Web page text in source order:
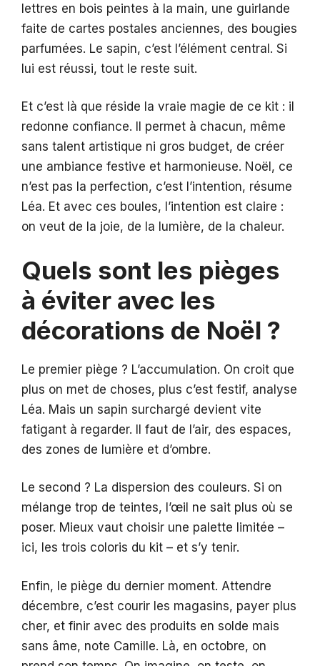
lettres en bois peintes à la main, une guirlande
faite de cartes postales anciennes, des bougies
parfumées. Le sapin, c’est l’élément central. Si
lui est réussi, tout le reste suit.
Et c’est là que réside la vraie magie de ce kit : il
redonne confiance. Il permet à chacun, même
sans talent artistique ni gros budget, de créer
une ambiance festive et harmonieuse. Noël, ce
n’est pas la perfection, c’est l’intention, résume
Léa. Et avec ces boules, l’intention est claire :
on veut de la joie, de la lumière, de la chaleur.
Quels sont les pièges
à éviter avec les
décorations de Noël ?
Le premier piège ? L’accumulation. On croit que
plus on met de choses, plus c’est festif, analyse
Léa. Mais un sapin surchargé devient vite
fatigant à regarder. Il faut de l’air, des espaces,
des zones de lumière et d’ombre.
Le second ? La dispersion des couleurs. Si on
mélange trop de teintes, l’œil ne sait plus où se
poser. Mieux vaut choisir une palette limitée –
ici, les trois coloris du kit – et s’y tenir.
Enfin, le piège du dernier moment. Attendre
décembre, c’est courir les magasins, payer plus
cher, et finir avec des produits en solde mais
sans âme, note Camille. Là, en octobre, on